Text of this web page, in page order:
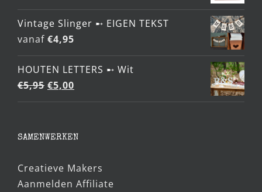
Vintage Slinger ➸ EIGEN TEKST
vanaf €4,95
HOUTEN LETTERS ➸ Wit
€5,95 Oorspronkelijke
prijs
€5,95.
€5,00
prijs
€5,00.
SAMENWERKEN
Creatieve Makers
Aanmelden Affiliate